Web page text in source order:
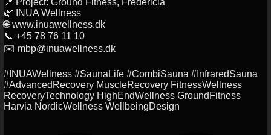
🌿 INUA Wellness
🌐 www.inuawellness.dk
📞 +45 78 76 11 10
✉️ mbp@inuawellness.dk
#INUAWellness #SaunaLife #CombiSauna #InfraredSauna
#AdvancedRecovery MuscleRecovery FitnessWellness
RecoveryTechnology HighEndWellness GroundFitness
Harvia NordicWellness WellbeingDesign